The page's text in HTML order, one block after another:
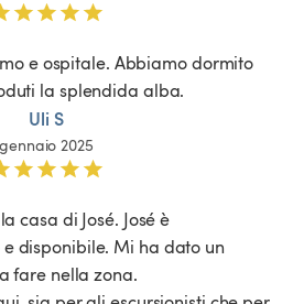
e ospitale. Abbiamo dormito
la splendida alba.
Uli S
gennaio 2025
casa di José. José è
disponibile. Mi ha dato un
fare nella zona.